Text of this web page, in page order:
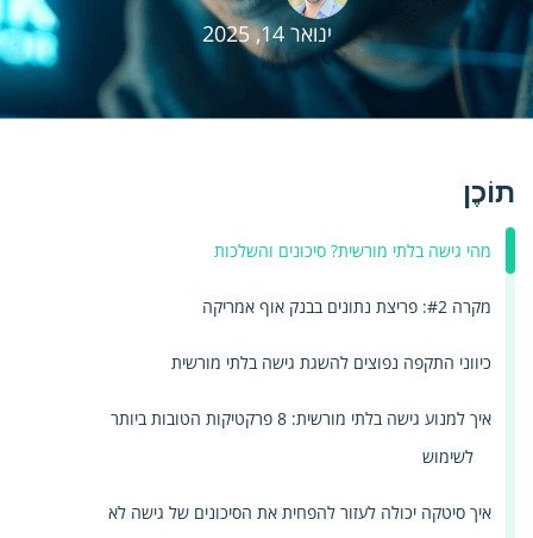
ינואר 14, 2025
תוֹכֶן
מהי גישה בלתי מורשית? סיכונים והשלכות
מקרה #2: פריצת נתונים בבנק אוף אמריקה
כיווני התקפה נפוצים להשגת גישה בלתי מורשית
איך למנוע גישה בלתי מורשית: 8 פרקטיקות הטובות ביותר
לשימוש
איך סיטקה יכולה לעזור להפחית את הסיכונים של גישה לא